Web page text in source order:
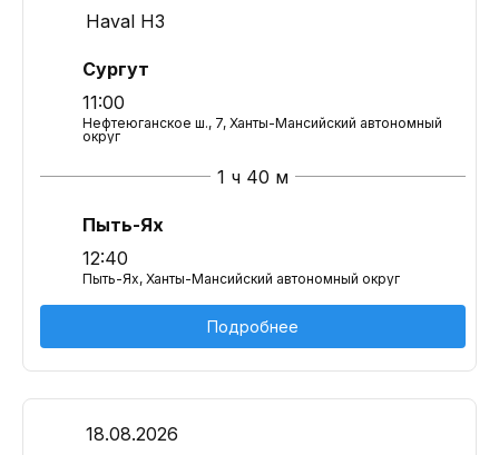
Haval H3
Сургут
11:00
Нефтеюганское ш., 7, Ханты-Мансийский автономный
округ
1 ч 40 м
Пыть-Ях
12:40
Пыть-Ях, Ханты-Мансийский автономный округ
Подробнее
18.08.2026